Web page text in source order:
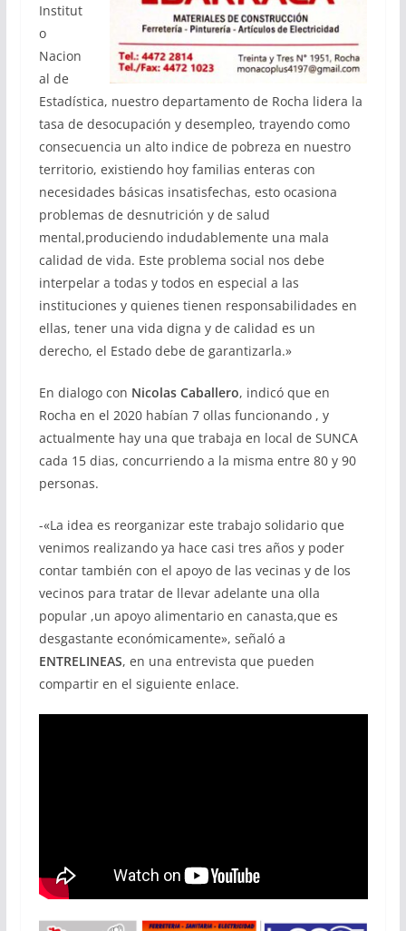
Institut
o
Nacion
al de
Estadística, nuestro departamento de Rocha lidera la
tasa de desocupación y desempleo, trayendo como
consecuencia un alto indice de pobreza en nuestro
territorio, existiendo hoy familias enteras con
necesidades básicas insatisfechas, esto ocasiona
problemas de desnutrición y de salud
mental,produciendo indudablemente una mala
calidad de vida. Este problema social nos debe
interpelar a todas y todos en especial a las
instituciones y quienes tienen responsabilidades en
ellas, tener una vida digna y de calidad es un
derecho, el Estado debe de garantizarla.»
En dialogo con Nicolas Caballero, indicó que en
Rocha en el 2020 habían 7 ollas funcionando , y
actualmente hay una que trabaja en local de SUNCA
cada 15 dias, concurriendo a la misma entre 80 y 90
personas.
-«La idea es reorganizar este trabajo solidario que
venimos realizando ya hace casi tres años y poder
contar también con el apoyo de las vecinas y de los
vecinos para tratar de llevar adelante una olla
popular ,un apoyo alimentario en canasta,que es
desgastante económicamente», señaló a
ENTRELINEAS, en una entrevista que pueden
compartir en el siguiente enlace.